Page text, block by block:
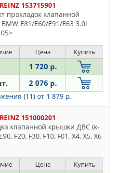
153715901
прокладок клапанной
E81/E60/E91/E63 3.0i
Цена Купить
1 720 р.
2 076 р.
(11) от 1 879 р.
151000201
клапанной крышки ДВС (к-
F20, F30, F10, F01, X4, X5, X6
Цена Купить